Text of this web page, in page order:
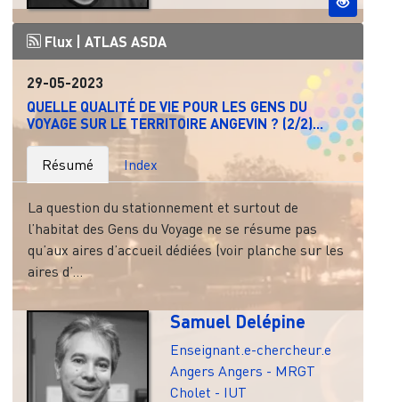
Flux | ATLAS ASDA
29-05-2023
QUELLE QUALITÉ DE VIE POUR LES GENS DU
VOYAGE SUR LE TERRITOIRE ANGEVIN ? (2/2)...
Résumé Index
La question du stationnement et surtout de
l’habitat des Gens du Voyage ne se résume pas
qu’aux aires d’accueil dédiées (voir planche sur les
aires d’...
Samuel Delépine
Enseignant.e-chercheur.e
Angers Angers - MRGT
Cholet - IUT